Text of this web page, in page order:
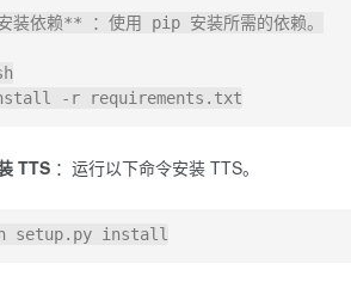
装依赖** ：使用 pip 安装所需的依赖。
-
TTS ：运行以下命令安装 TTS。